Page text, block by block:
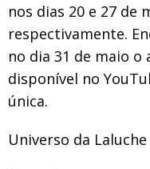
nos dias 20 e 27 de
respectivamente.
no dia 31 de maio
disponível no
única.
Universo da Laluche